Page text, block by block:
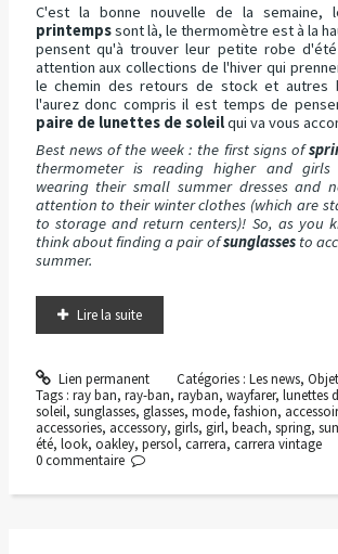
C'est la bonne nouvelle de la semaine,
printempssont là, le thermomètre est à la
pensent qu'à trouver leur petite robe
attention aux collections de l'hiver qui
le chemin des retours de stock et autres
l'aurez donc compris il est temps de
paire de lunettes de soleilqui va vous
Best news of the week : the first signs of
thermometer is reading higher and
wearing their small summer dresses and
attention to their winter clothes (which are
to storage and return centers)! So, as you
think about finding a pair ofsunglassesto
summer.
Lire la suite
Lien permanent Catégories : Les news,
Tags : ray ban, ray-ban, rayban, wayfarer, lunettes
soleil, sunglasses, glasses, mode, fashion,
accessories, accessory, girls, girl, beach, spring,
été, look, oakley, persol, carrera, carrera vintage
0 commentaire